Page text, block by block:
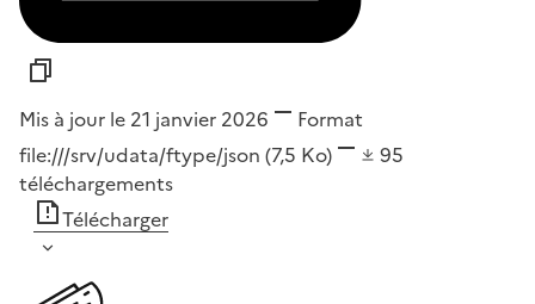
Mis à jour le 21 janvier 2026
Format
file:///srv/udata/ftype/json (7,5 Ko)
95
téléchargements
Télécharger